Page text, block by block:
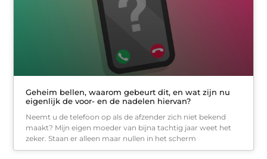
Geheim bellen, waarom gebeurt dit, en wat zijn nu
eigenlijk de voor- en de nadelen hiervan?
Neemt u de telefoon op als de afzender zich niet bekend
maakt? Mijn eigen moeder van bijna tachtig jaar weet het
zeker. Staan er alleen maar nullen in het scherm